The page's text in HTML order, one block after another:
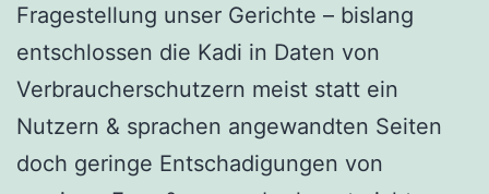
Fragestellung unser Gerichte – bislang
entschlossen die Kadi in Daten von
Verbraucherschutzern meist statt ein
Nutzern & sprachen angewandten Seiten
doch geringe Entschadigungen von